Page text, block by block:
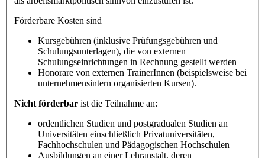
Förderbare Kosten sind
Kursgebühren (inklusive Prüfungsgebühren und
Schulungsunterlagen), die von externen
Schulungseinrichtungen in Rechnung gestellt werden
Honorare von externen TrainerInnen (beispielsweise bei
unternehmensintern organisierten Kursen).
Nicht förderbar ist die Teilnahme an:
ordentlichen Studien und postgradualen Studien an
Universitäten einschließlich Privatuniversitäten,
Fachhochschulen und Pädagogischen Hochschulen
Ausbildungen an einer Lehranstalt, deren